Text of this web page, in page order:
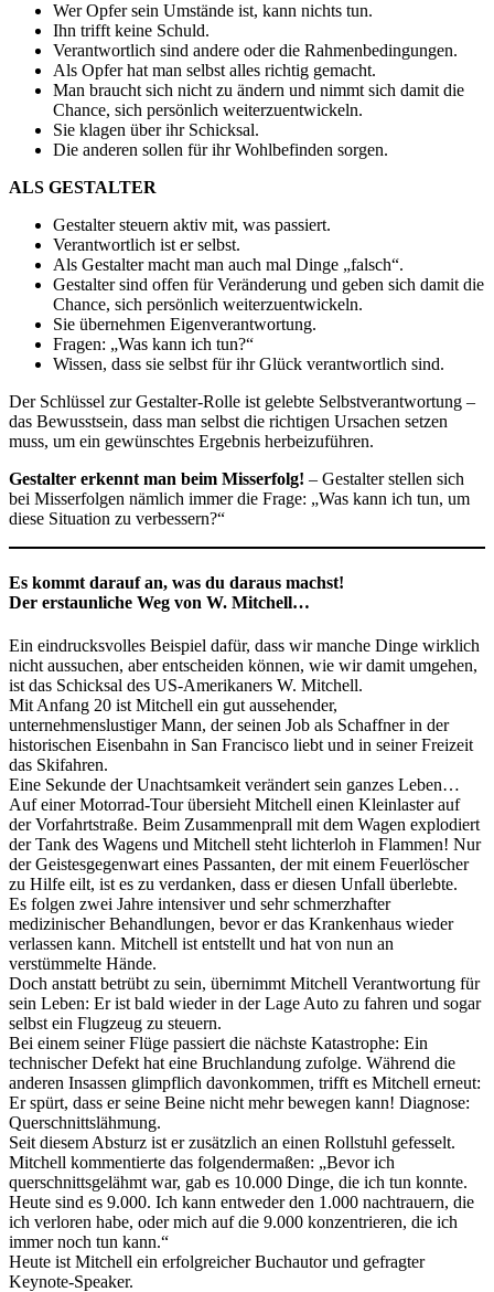
Wer Opfer sein Umstände ist, kann nichts tun.
Ihn trifft keine Schuld.
Verantwortlich sind andere oder die Rahmenbedingungen.
Als Opfer hat man selbst alles richtig gemacht.
Man braucht sich nicht zu ändern und nimmt sich damit die
Chance, sich persönlich weiterzuentwickeln.
Sie klagen über ihr Schicksal.
Die anderen sollen für ihr Wohlbefinden sorgen.
ALS GESTALTER
Gestalter steuern aktiv mit, was passiert.
Verantwortlich ist er selbst.
Als Gestalter macht man auch mal Dinge „falsch“.
Gestalter sind offen für Veränderung und geben sich damit die
Chance, sich persönlich weiterzuentwickeln.
Sie übernehmen Eigenverantwortung.
Fragen: „Was kann ich tun?“
Wissen, dass sie selbst für ihr Glück verantwortlich sind.
Der Schlüssel zur Gestalter-Rolle ist gelebte Selbstverantwortung –
das Bewusstsein, dass man selbst die richtigen Ursachen setzen
muss, um ein gewünschtes Ergebnis herbeizuführen.
Gestalter erkennt man beim Misserfolg! – Gestalter stellen sich
bei Misserfolgen nämlich immer die Frage: „Was kann ich tun, um
diese Situation zu verbessern?“
Es kommt darauf an, was du daraus machst!
Der erstaunliche Weg von W. Mitchell…
Ein eindrucksvolles Beispiel dafür, dass wir manche Dinge wirklich
nicht aussuchen, aber entscheiden können, wie wir damit umgehen,
ist das Schicksal des US-Amerikaners W. Mitchell.
Mit Anfang 20 ist Mitchell ein gut aussehender,
unternehmenslustiger Mann, der seinen Job als Schaffner in der
historischen Eisenbahn in San Francisco liebt und in seiner Freizeit
das Skifahren.
Eine Sekunde der Unachtsamkeit verändert sein ganzes Leben…
Auf einer Motorrad-Tour übersieht Mitchell einen Kleinlaster auf
der Vorfahrtstraße. Beim Zusammenprall mit dem Wagen explodiert
der Tank des Wagens und Mitchell steht lichterloh in Flammen! Nur
der Geistesgegenwart eines Passanten, der mit einem Feuerlöscher
zu Hilfe eilt, ist es zu verdanken, dass er diesen Unfall überlebte.
Es folgen zwei Jahre intensiver und sehr schmerzhafter
medizinischer Behandlungen, bevor er das Krankenhaus wieder
verlassen kann. Mitchell ist entstellt und hat von nun an
verstümmelte Hände.
Doch anstatt betrübt zu sein, übernimmt Mitchell Verantwortung für
sein Leben: Er ist bald wieder in der Lage Auto zu fahren und sogar
selbst ein Flugzeug zu steuern.
Bei einem seiner Flüge passiert die nächste Katastrophe: Ein
technischer Defekt hat eine Bruchlandung zufolge. Während die
anderen Insassen glimpflich davonkommen, trifft es Mitchell erneut:
Er spürt, dass er seine Beine nicht mehr bewegen kann! Diagnose:
Querschnittslähmung.
Seit diesem Absturz ist er zusätzlich an einen Rollstuhl gefesselt.
Mitchell kommentierte das folgendermaßen: „Bevor ich
querschnittsgelähmt war, gab es 10.000 Dinge, die ich tun konnte.
Heute sind es 9.000. Ich kann entweder den 1.000 nachtrauern, die
ich verloren habe, oder mich auf die 9.000 konzentrieren, die ich
immer noch tun kann.“
Heute ist Mitchell ein erfolgreicher Buchautor und gefragter
Keynote-Speaker.